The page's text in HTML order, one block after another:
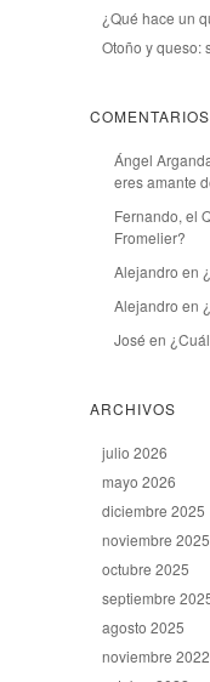
¿Qué hace un
Otoño y queso:
Ángel
eres amante
Fernando, el
Fromelier?
Alejandro en
Alejandro en
José en
ARCHIVOS
julio 2026
mayo 2026
diciembre 2025
noviembre 2025
octubre 2025
septiembre
agosto 2025
noviembre 2022